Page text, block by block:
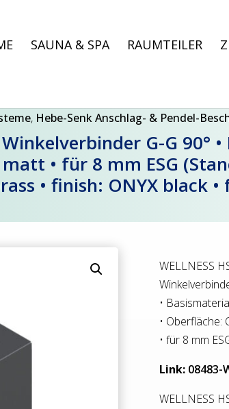
SAUNA & SPA RAUMTEILER
, Hebe-Senk Anschlag- & Pendel-
Winkelverbinder G-G 90°
• für 8 mm ESG
• finish: ONYX black
WELLNESS
•
• Oberfläche:
• für 8 mm
Link: 08483-
WELLNESS